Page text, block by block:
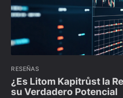
RESEÑAS
¿Es Litom Kapitrůst la
su Verdadero Potencial